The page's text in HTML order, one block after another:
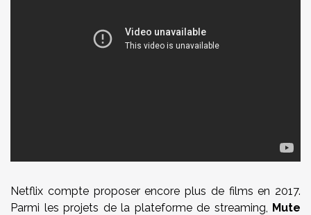
Netflix compte proposer encore plus de films en 2017.
Parmi les projets de la plateforme de streaming, Mute